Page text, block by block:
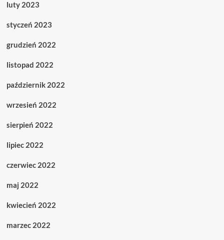
luty 2023
styczeń 2023
grudzień 2022
listopad 2022
październik 2022
wrzesień 2022
sierpień 2022
lipiec 2022
czerwiec 2022
maj 2022
kwiecień 2022
marzec 2022